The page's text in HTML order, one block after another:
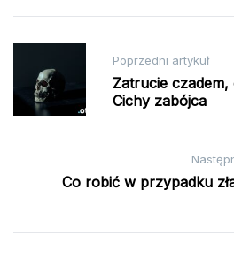
Nawigacja
wpisu
Poprzedni artykuł
Zatrucie
Cichy zabójca
Co robić w przypadku